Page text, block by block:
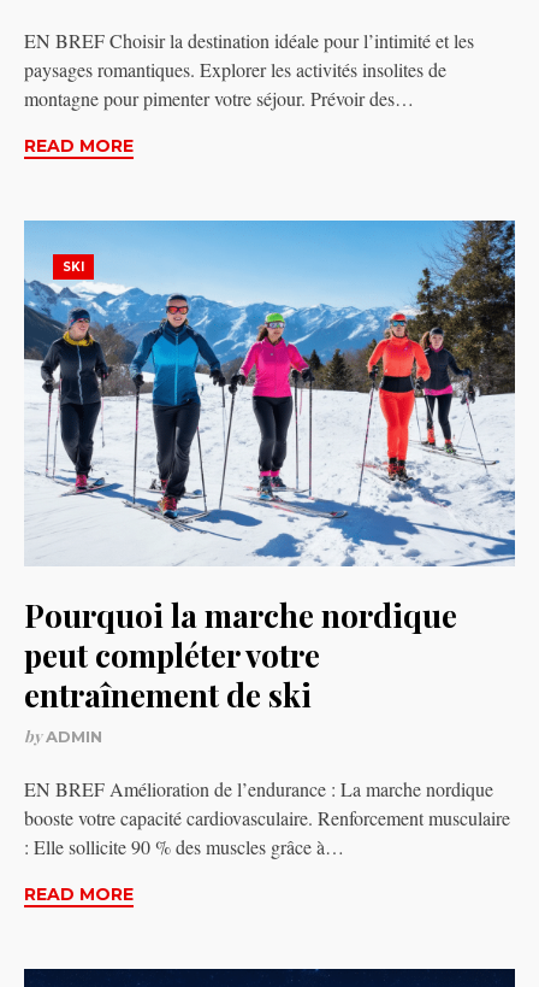
EN BREF Choisir la destination idéale pour l’intimité et les
paysages romantiques. Explorer les activités insolites de
montagne pour pimenter votre séjour. Prévoir des…
READ MORE
SKI
Pourquoi la marche nordique
peut compléter votre
entraînement de ski
byADMIN
EN BREF Amélioration de l’endurance : La marche nordique
booste votre capacité cardiovasculaire. Renforcement musculaire
: Elle sollicite 90 % des muscles grâce à…
READ MORE